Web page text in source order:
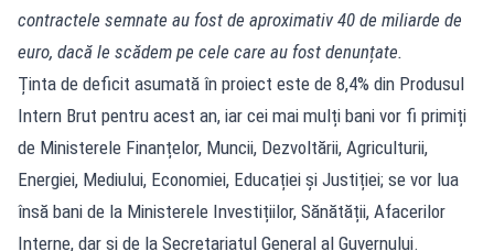
contractele semnate au fost de aproximativ 40 de miliarde de
euro, dacă le scădem pe cele care au fost denunțate.
Ținta de deficit asumată în proiect este de 8,4% din Produsul
Intern Brut pentru acest an, iar cei mai mulți bani vor fi primiți
de Ministerele Finanțelor, Muncii, Dezvoltării, Agriculturii,
Energiei, Mediului, Economiei, Educației și Justiției; se vor lua
însă bani de la Ministerele Investițiilor, Sănătății, Afacerilor
Interne, dar și de la Secretariatul General al Guvernului.